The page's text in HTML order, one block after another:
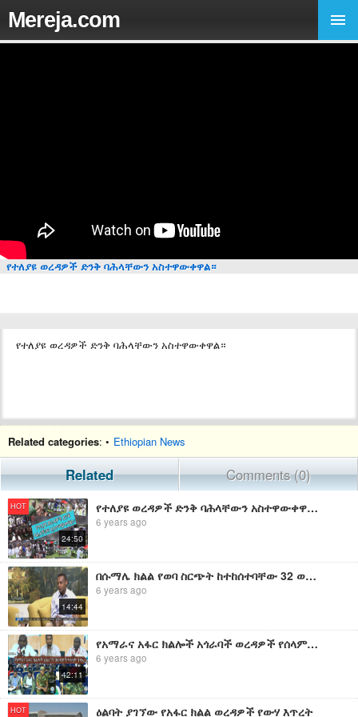
Mereja.com
የተለያዩ ወረዳዎች ድንቅ ባሕላቸውን አስተዋውቀዋል።
የተለያዩ ወረዳዎች ድንቅ ባሕላቸውን አስተዋውቀዋል።
Related categories: • Ethiopian News
Related Comments (0)
HOT
24:50
የተለያዩ ወረዳዎች ድንቅ ባሕላቸውን አስተዋውቀዋል።
6 years ago
14:44
በሱማሌ ክልል የወባ ስርጭት ከተከሰተባቸው 32 ወረዳዎች ወደ 17 ወረዳዎች መቀነስ ተችሏል፡፡|etv
6 years ago
42:11
የአማራና አፋር ክልሎች አጎራባች ወረዳዎች የሰላም ጉባኤ
6 years ago
HOT ዕልባት ያገኘው የአፋር ክልል ወረዳዎች የውሃ እጥረት